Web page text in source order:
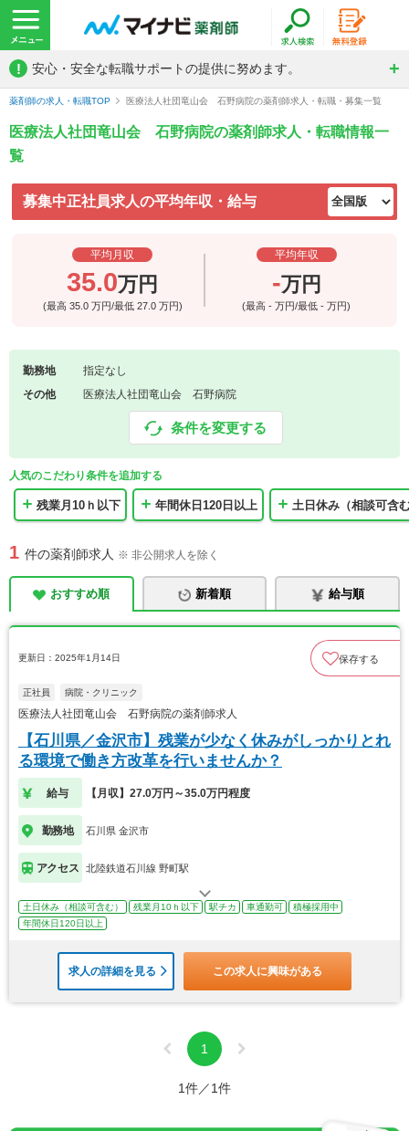
! 安心・安全な転職サポートの提供に努めます。
薬剤師の求人・転職TOP 医療法人社団竜山会 石野病院の薬剤師求人・転職・募集一覧
医療法人社団竜山会 石野病院の薬剤師求人・転職情報一
覧
募集中正社員求人の平均年収・給与
平均月収
35.0万円
(最高 35.0 万円/最低 27.0 万円)
平均年収
-万円
(最高-万円/最低-万円)
勤務地
指定なし
その他
医療法人社団竜山会 石野病院
条件を変更する
人気のこだわり条件を追加する
残業月10ｈ以下 年間休日120日以上 土日休み（相談可含
1 件の薬剤師求人 ※ 非公開求人を除く
おすすめ順 新着順 給与順
更新日：2025年1月14日 保存する
正社員 病院・クリニック
医療法人社団竜山会 石野病院の薬剤師求人
【石川県／金沢市】残業が少なく休みがしっかりとれ
る環境で働き方改革を行いませんか？
給与 【月収】27.0万円～35.0万円程度
勤務地 石川県 金沢市
アクセス 北陸鉄道石川線 野町駅
土日休み（相談可含む） 残業月10ｈ以下 駅チカ 車通勤可
積極採用中
年間休日120日以上
求人の詳細を見る この求人に興味がある
1
1件／1件